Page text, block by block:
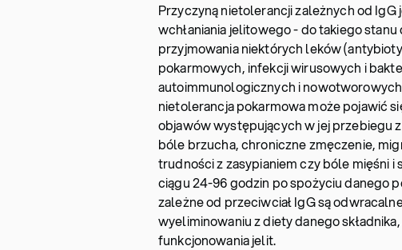
Przyczyną nietolerancji zależnych od
wchłaniania jelitowego - do takiego
przyjmowania niektórych leków
pokarmowych, infekcji wirusowych i
autoimmunologicznych i
nietolerancja pokarmowa może pojawić
objawów występujących w jej przebiegu
bóle brzucha, chroniczne zmęczenie,
trudności z zasypianiem czy bóle mięśni
ciągu 24-96 godzin po spożyciu danego
zależne od przeciwciał IgG są
wyeliminowaniu z diety danego
funkcjonowania jelit.